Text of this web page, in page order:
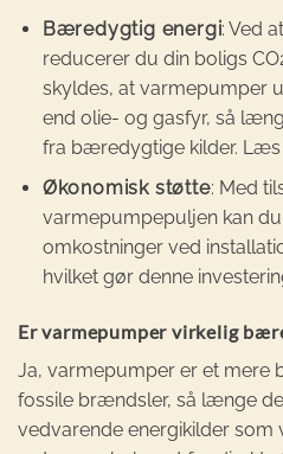
Bæredygtig energi: Ved
reducerer du din boligs
skyldes, at varmepumper
end olie- og gasfyr, så
fra bæredygtige kilder.
Økonomisk støtte: Med
varmepumpepuljen kan
omkostninger ved
hvilket gør denne
Er varmepumper virkelig
Ja, varmepumper er et mere
fossile brændsler, så længe
vedvarende energikilder som